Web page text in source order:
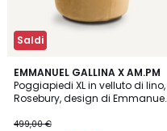
Saldi
EMMANUEL GALLINA X AM.PM
Poggiapiedi XL in velluto di lino,
Rosebury, design di Emmanuel
499,00 €
5
Colori